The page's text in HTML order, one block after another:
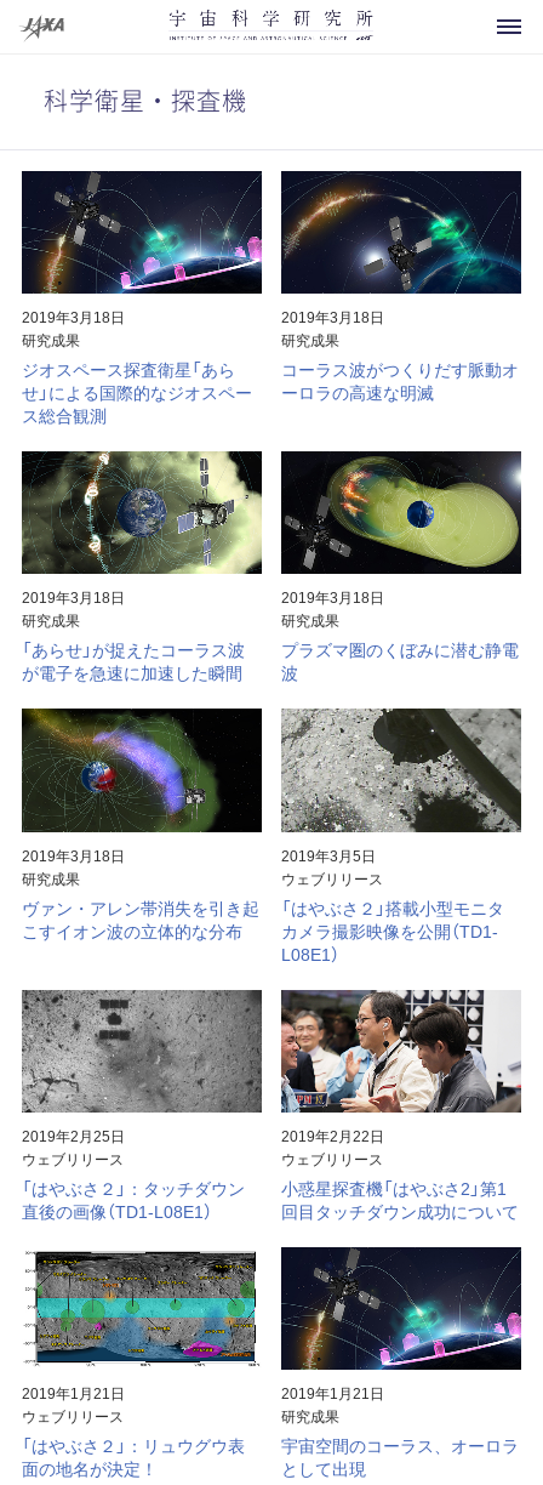
科学衛星・探査機
運用中
将来計画
運用終了
その他
打上げ用ロケット
観測ロケット
大気球
ミッションに
プラネタリーディフェンス （地球防衛）
お知らせ
メディアの方へ
よくあるご質問
見学案内
宇宙科学講演会
特別公開
宇宙学校
講師派遣
パンフレット
ISASニュース
模型貸出し
フレンドレイジング
研究領域マップ
所長より
宇宙科学研究所賞
ビジョン
研究者総覧「あいさすmap」
関連施設
組織
年次要覧 / ISAS Report
歴史
歴代所長
広報活動
科学衛星・探査機
2019年3月18日
研究成果
ジオスペース探査衛星「あら
せ」による国際的なジオスペー
ス総合観測
2019年3月18日
研究成果
コーラス波がつくりだす脈動オ
ーロラの高速な明滅
2019年3月18日
研究成果
「あらせ」が捉えたコーラス波
が電子を急速に加速した瞬間
2019年3月18日
研究成果
プラズマ圏のくぼみに潜む静電
波
2019年3月18日
研究成果
ヴァン・アレン帯消失を引き起
こすイオン波の立体的な分布
2019年3月5日
ウェブリリース
「はやぶさ２」搭載小型モニタ
カメラ撮影映像を公開（TD1-
L08E1）
2019年2月25日
ウェブリリース
「はやぶさ２」：タッチダウン
直後の画像（TD1-L08E1）
2019年2月22日
ウェブリリース
小惑星探査機「はやぶさ2」第1
回目タッチダウン成功について
2019年1月21日
ウェブリリース
「はやぶさ２」：リュウグウ表
面の地名が決定！
2019年1月21日
研究成果
宇宙空間のコーラス、オーロラ
として出現